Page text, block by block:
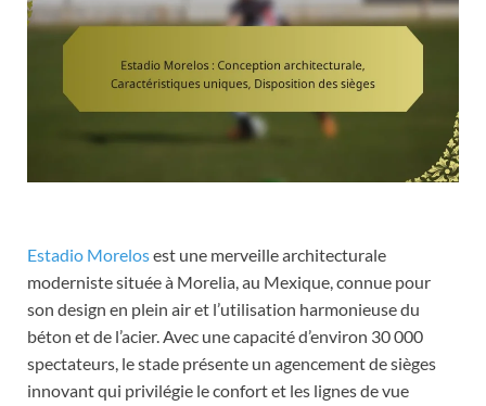
Estadio Morelosest une merveille architecturale
moderniste située à Morelia, au Mexique, connue pour
son design en plein air et l’utilisation harmonieuse du
béton et de l’acier. Avec une capacité d’environ 30 000
spectateurs, le stade présente un agencement de sièges
innovant qui privilégie le confort et les lignes de vue